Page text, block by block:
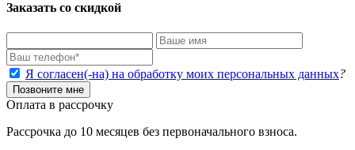
Заказать со скидкой
Я согласен(-на) на обработку моих персональных данных?
Позвоните мне
Оплата в рассрочку
Рассрочка до 10 месяцев без первоначального взноса.